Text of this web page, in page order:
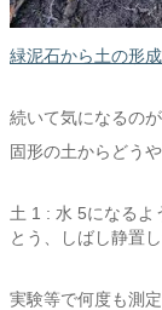
緑泥石から土の形
続いて気になるの
固形の土からどう
土 1 : 水 5になるよ
とう、しばし静置
実験等で何度も測